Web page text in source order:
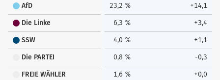
AfD 23,2 % +14,1
Die Linke 6,3 % +3,4
SSW 4,0 % +1,1
Die PARTEI 0,8 % -0,3
FREIE WÄHLER 1,6 % +0,0